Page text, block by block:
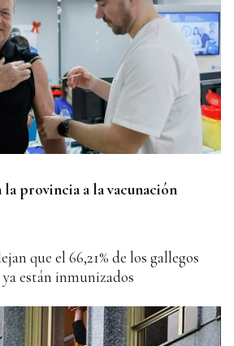
provincia a la vacunación
que el 66,21% de los gallegos
están inmunizados